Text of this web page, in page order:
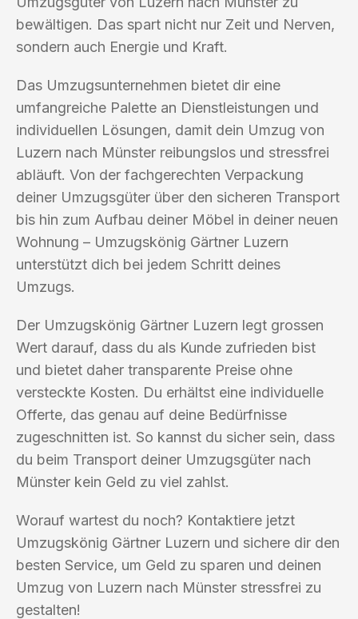
bewältigen. Das spart nicht nur Zeit und Nerven,
sondern auch Energie und Kraft.
Das Umzugsunternehmen bietet dir eine
umfangreiche Palette an Dienstleistungen und
individuellen Lösungen, damit dein Umzug von
Luzern nach Münster reibungslos und stressfrei
abläuft. Von der fachgerechten Verpackung
deiner Umzugsgüter über den sicheren Transport
bis hin zum Aufbau deiner Möbel in deiner neuen
Wohnung – Umzugskönig Gärtner Luzern
unterstützt dich bei jedem Schritt deines
Umzugs.
Der Umzugskönig Gärtner Luzern legt grossen
Wert darauf, dass du als Kunde zufrieden bist
und bietet daher transparente Preise ohne
versteckte Kosten. Du erhältst eine individuelle
Offerte, das genau auf deine Bedürfnisse
zugeschnitten ist. So kannst du sicher sein, dass
du beim Transport deiner Umzugsgüter nach
Münster kein Geld zu viel zahlst.
Worauf wartest du noch? Kontaktiere jetzt
Umzugskönig Gärtner Luzern und sichere dir den
besten Service, um Geld zu sparen und deinen
Umzug von Luzern nach Münster stressfrei zu
gestalten!